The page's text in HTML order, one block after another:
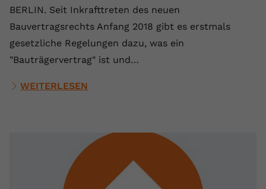
BERLIN. Seit Inkrafttreten des neuen
Bauvertragsrechts Anfang 2018 gibt es erstmals
gesetzliche Regelungen dazu, was ein
"Bauträgervertrag" ist und…
WEITERLESEN